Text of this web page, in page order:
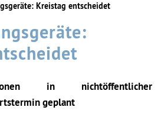
Kreistag entscheidet
in nichtöffentlicher
geplant